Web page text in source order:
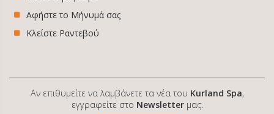
Αφήστε το Μήνυμά σας
Κλείστε Ραντεβού
Αν επιθυμείτε να λαμβάνετε τα νέα του Kurland Spa,
εγγραφείτε στο Newsletterμας.